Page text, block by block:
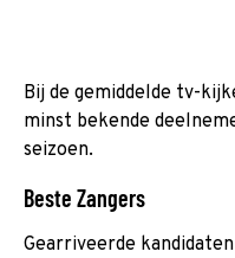
Bij de gemiddelde tv-
minst bekende
seizoen.
Beste Zangers
Gearriveerde